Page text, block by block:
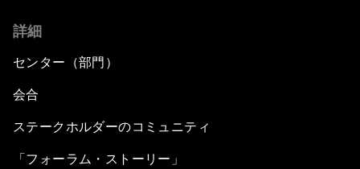
詳細
センター（部門）
会合
ステークホルダーのコミュニティ
「フォーラム・ストーリー」